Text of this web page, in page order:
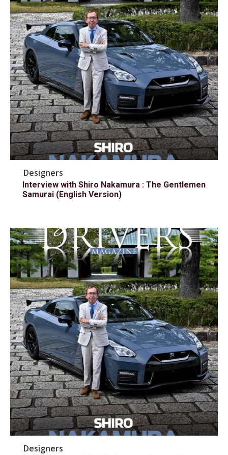
Designers
Interview with Shiro Nakamura : The Gentlemen
Samurai (English Version)
Designers